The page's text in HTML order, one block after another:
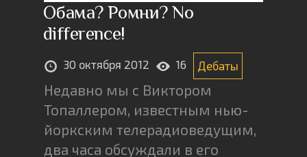
Обама? Ромни? No
difference!
30 октября 2012 16 Дебаты
Недавно мы с Виктором
Топаллером, известным нью-
йоркским телерадиоведущим,
два часа обсуждали в его